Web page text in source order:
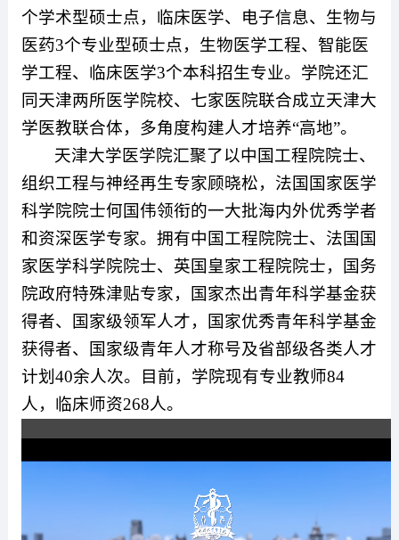
个学术型硕士点，临床医学、电子信息、生物与
医药3个专业型硕士点，生物医学工程、智能医
学工程、临床医学3个本科招生专业。学院还汇
同天津两所医学院校、七家医院联合成立天津大
学医教联合体，多角度构建人才培养“高地”。
天津大学医学院汇聚了以中国工程院院士、
组织工程与神经再生专家顾晓松，法国国家医学
科学院院士何国伟领衔的一大批海内外优秀学者
和资深医学专家。拥有中国工程院院士、法国国
家医学科学院院士、英国皇家工程院院士，国务
院政府特殊津贴专家，国家杰出青年科学基金获
得者、国家级领军人才，国家优秀青年科学基金
获得者、国家级青年人才称号及省部级各类人才
计划 40余人次。目前，学院现有专业教师84
人，临床师资268人。